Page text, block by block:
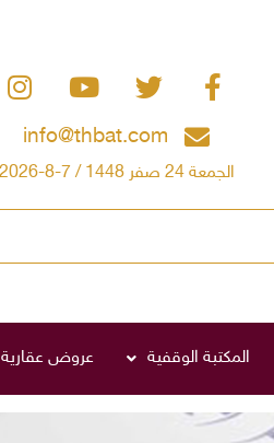
info@thbat.com
الجمعة 24 صفر 1448 / 7-8-2026
المكتبة الوقفية عروض عقارية